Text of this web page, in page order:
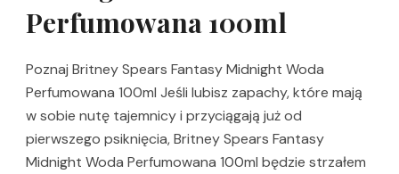
Perfumowana 100ml
Poznaj Britney Spears Fantasy Midnight Woda
Perfumowana 100ml Jeśli lubisz zapachy, które mają
w sobie nutę tajemnicy i przyciągają już od
pierwszego psiknięcia, Britney Spears Fantasy
Midnight Woda Perfumowana 100ml będzie strzałem